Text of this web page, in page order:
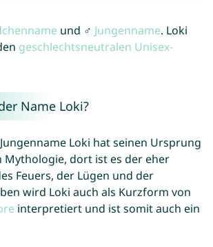
und ♂ Jungenname. Loki
geschlechtsneutralen Unisex-
Name Loki?
Loki hat seinen Ursprung
Mythologie, dort ist es der eher
Feuers, der Lügen und der
wird Loki auch als Kurzform von
interpretiert und ist somit auch ein